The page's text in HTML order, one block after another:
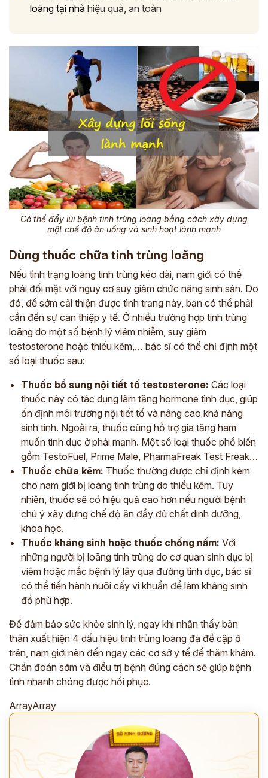
loãng tại nhà hiệu quả, an toàn
Có thể đẩy lùi bệnh tinh trùng loãng bằng cách xây dựng
một chế độ ăn uống và sinh hoạt lành mạnh
Dùng thuốc chữa tinh trùng loãng
Nếu tình trạng loãng tinh trùng kéo dài, nam giới có thể
phải đối mặt với nguy cơ suy giảm chức năng sinh sản. Do
đó, để sớm cải thiện được tình trạng này, bạn có thể phải
cần đến sự can thiệp y tế. Ở nhiều trường hợp tinh trùng
loãng do một số bệnh lý viêm nhiễm, suy giảm
testosterone hoặc thiếu kẽm,… bác sĩ có thể chỉ định một
số loại thuốc sau:
Thuốc bổ sung nội tiết tố testosterone: Các loại
thuốc này có tác dụng làm tăng hormone tình dục, giúp
ổn định môi trường nội tiết tố và nâng cao khả năng
sinh tinh. Ngoài ra, thuốc cũng hỗ trợ gia tăng ham
muốn tình dục ở phái mạnh. Một số loại thuốc phổ biến
gồm TestoFuel, Prime Male, PharmaFreak Test Freak…
Thuốc chữa kẽm: Thuốc thường được chỉ định kèm
cho nam giới bị loãng tinh trùng do thiếu kẽm. Tuy
nhiên, thuốc sẽ có hiệu quả cao hơn nếu người bệnh
chú ý xây dựng chế độ ăn đầy đủ chất dinh dưỡng,
khoa học.
Thuốc kháng sinh hoặc thuốc chống nấm: Với
những người bị loãng tinh trùng do cơ quan sinh dục bị
viêm hoặc mắc bệnh lý lây qua đường tình dục, bác sĩ
có thể tiến hành nuôi cấy vi khuẩn để làm kháng sinh
đồ phù hợp.
Để đảm bảo sức khỏe sinh lý, ngay khi nhận thấy bản
thân xuất hiện 4 dấu hiệu tinh trùng loãng đã đề cập ở
trên, nam giới nên đến ngay các cơ sở y tế để thăm khám.
Chẩn đoán sớm và điều trị bệnh đúng cách sẽ giúp bệnh
tình nhanh chóng được hồi phục.
ArrayArrayTHĂM KHÁM
CÙNG CHUYÊN GIA Y HỌC CỔ TRUYỀN